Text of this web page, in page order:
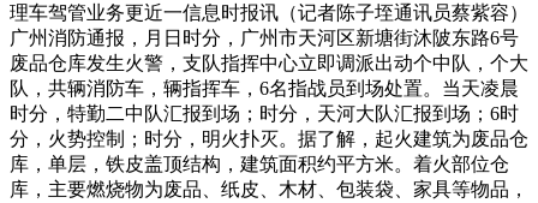
理车驾管业务更近一信息时报讯（记者陈子垤通讯员蔡紫容）
广州消防通报，月日时分，广州市天河区新塘街沐陂东路6号
废品仓库发生火警，支队指挥中心立即调派出动个中队，个大
队，共辆消防车，辆指挥车，6名指战员到场处置。当天凌晨
时分，特勤二中队汇报到场；时分，天河大队汇报到场；6时
分，火势控制；时分，明火扑灭。据了解，起火建筑为废品仓
库，单层，铁皮盖顶结构，建筑面积约平方米。着火部位仓
库，主要燃烧物为废品、纸皮、木材、包装袋、家具等物品，